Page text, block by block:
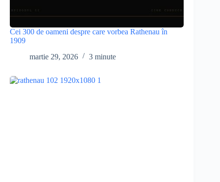
Cei 300 de oameni despre care vorbea Rathenau în
1909
martie 29, 2026
3 minute